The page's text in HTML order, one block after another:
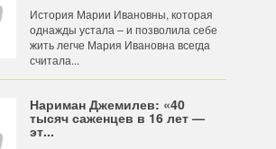
История Марии Ивановны, которая
однажды устала – и позволила себе
жить легче Мария Ивановна всегда
считала...
Нариман Джемилев: «40
тысяч саженцев в 16 лет —
эт...